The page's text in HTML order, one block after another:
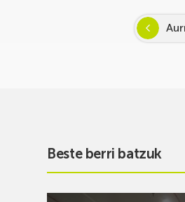
Beste berri batzuk